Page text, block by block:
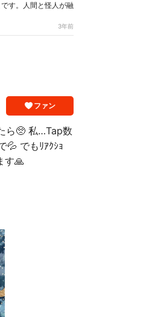
す。人間と怪人が融
3年前
ファン
ら🥺 私…Tap数
💦 でもﾘｱｸｼｮ
す🙏